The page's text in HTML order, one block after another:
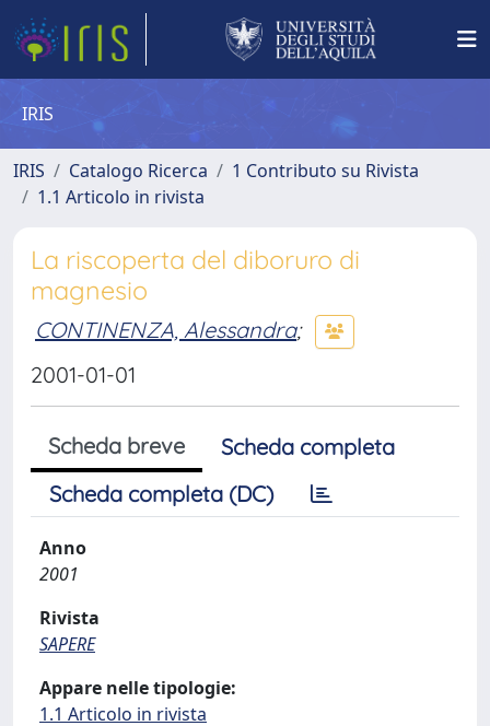
IRIS
IRIS Catalogo Ricerca
1 Contributo su Rivista
1.1 Articolo in rivista
La riscoperta del diboruro di
magnesio
CONTINENZA, Alessandra;
2001-01-01
Scheda breve
Scheda completa
Scheda completa (DC)
Anno
2001
Rivista
SAPERE
Appare nelle tipologie:
1.1 Articolo in rivista